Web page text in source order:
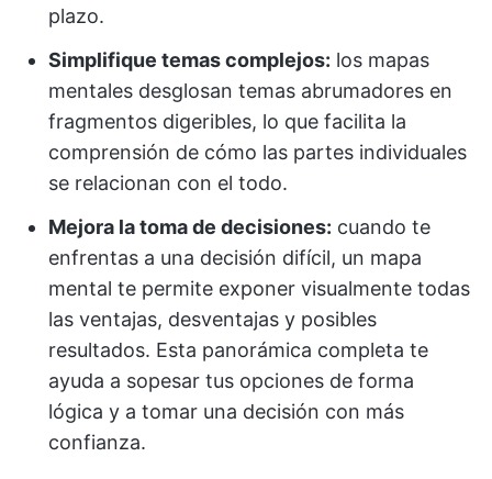
plazo.
Simplifique temas complejos: los mapas
mentales desglosan temas abrumadores en
fragmentos digeribles, lo que facilita la
comprensión de cómo las partes individuales
se relacionan con el todo.
Mejora la toma de decisiones: cuando te
enfrentas a una decisión difícil, un mapa
mental te permite exponer visualmente todas
las ventajas, desventajas y posibles
resultados. Esta panorámica completa te
ayuda a sopesar tus opciones de forma
lógica y a tomar una decisión con más
confianza.